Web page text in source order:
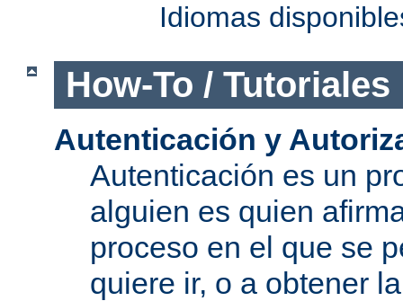
Idiomas
How-To / Tutoriales
Autenticación y
Autenticación es un
alguien es quien
proceso en el que se
quiere ir, o a obtener